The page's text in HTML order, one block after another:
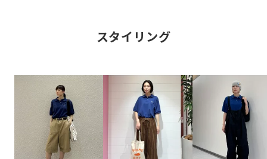
ニット素材を採用し、軽やかな着心地です。
【031_NOIR】Model:H165B80W59H85 Size:38
【F9F__METHYLENE】Model:H164B72W59H85
Size:38
※光の当たり具合やパソコンなどの閲覧環境によって、実際
の色味と異なって見える場合がございます。予めご了承くだ
スタイリング